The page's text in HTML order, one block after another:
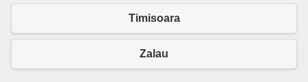
Timisoara
Zalau